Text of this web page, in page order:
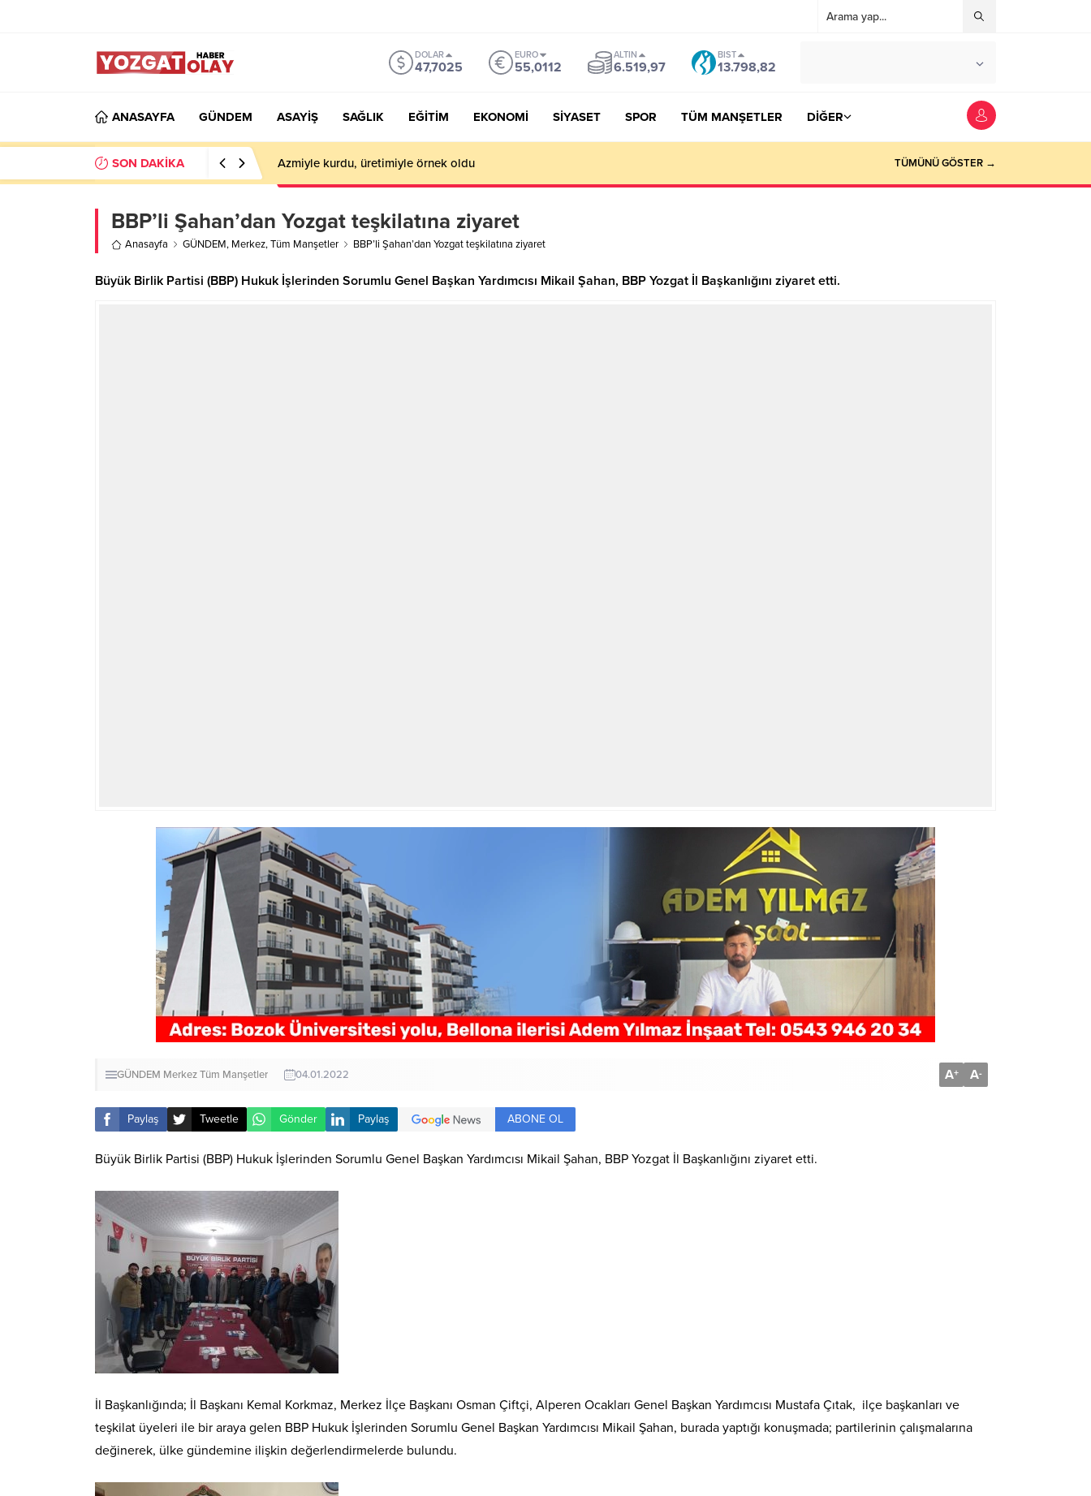
DOLAR
47,7025
EURO
55,0112
ALTIN
6.519,97
BIST
13.798,82
ANASAYFA GÜNDEM ASAYİŞ SAĞLIK EĞİTİM EKONOMİ SİYASET SPOR TÜM MANŞETLER DİĞER
SON DAKİKA Azmiyle kurdu, üretimiyle örnek oldu TÜMÜNÜ GÖSTER →
BBP’li Şahan’dan Yozgat teşkilatına ziyaret
Anasayfa GÜNDEM, Merkez,Tüm Manşetler BBP’li Şahan’dan Yozgat teşkilatına ziyaret
Büyük Birlik Partisi (BBP) Hukuk İşlerinden Sorumlu Genel Başkan Yardımcısı Mikail Şahan, BBP Yozgat İl Başkanlığını ziyaret etti.
GÜNDEM MerkezTüm Manşetler 04.01.2022 A+ A-
Paylaş Tweetle Gönder Paylaş ABONE OL
Büyük Birlik Partisi (BBP) Hukuk İşlerinden Sorumlu Genel Başkan Yardımcısı Mikail Şahan, BBP Yozgat İl Başkanlığını ziyaret etti.
İl Başkanlığında; İl Başkanı Kemal Korkmaz, Merkez İlçe Başkanı Osman Çiftçi, Alperen Ocakları Genel Başkan Yardımcısı Mustafa Çıtak, ilçe başkanları ve
teşkilat üyeleri ile bir araya gelen BBP Hukuk İşlerinden Sorumlu Genel Başkan Yardımcısı Mikail Şahan, burada yaptığı konuşmada; partilerinin çalışmalarına
değinerek, ülke gündemine ilişkin değerlendirmelerde bulundu.